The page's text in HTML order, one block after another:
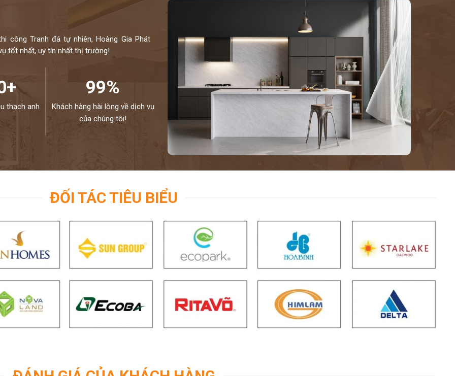
công Tranh đá tự nhiên, Hoàng Gia Phát
tốt nhất, uy tín nhất thị trường!
thạch anh
99%
Khách hàng hài lòng về dịch vụ
của chúng tôi!
ĐỐI TÁC TIÊU BIỂU